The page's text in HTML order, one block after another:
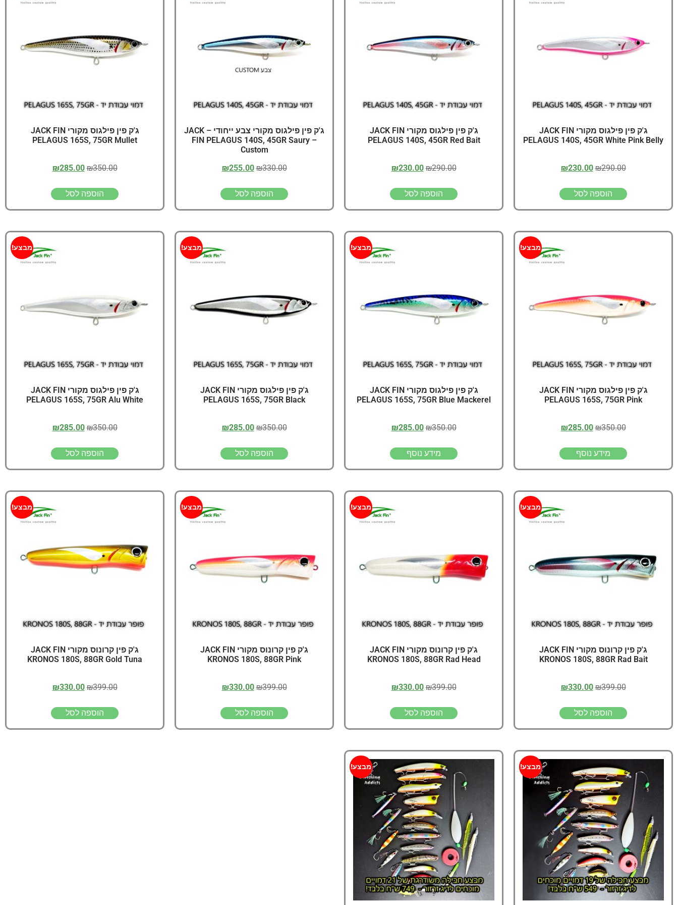
דיג – מאמרים בנושא דיג
סל קניות
תקנון אתר
ג'ק פין פילגוס מקורי JACK FIN
PELAGUS 140S, 45GR White Pink Belly
₪290.00
₪230.00
הוספה לסל
ג'ק פין פילגוס מקורי JACK FIN
PELAGUS 140S, 45GR Red Bait
₪290.00
₪230.00
הוספה לסל
ג'ק פין פילגוס מקורי צבע ייחודי – JACK
FIN PELAGUS 140S, 45GR Saury –
Custom
₪330.00
₪255.00
הוספה לסל
ג'ק פין פילגוס מקורי JACK FIN
PELAGUS 165S, 75GR Mullet
₪350.00
₪285.00
הוספה לסל
מבצע!
ג'ק פין פילגוס מקורי JACK FIN
PELAGUS 165S, 75GR Pink
₪350.00
₪285.00
מידע נוסף
מבצע!
ג'ק פין פילגוס מקורי JACK FIN
PELAGUS 165S, 75GR Blue Mackerel
₪350.00
₪285.00
מידע נוסף
מבצע!
ג'ק פין פילגוס מקורי JACK FIN
PELAGUS 165S, 75GR Black
₪350.00
₪285.00
הוספה לסל
מבצע!
ג'ק פין פילגוס מקורי JACK FIN
PELAGUS 165S, 75GR Alu White
₪350.00
₪285.00
הוספה לסל
מבצע!
ג'ק פין קרונוס מקורי JACK FIN
KRONOS 180S, 88GR Rad Bait
₪399.00
₪330.00
הוספה לסל
מבצע!
ג'ק פין קרונוס מקורי JACK FIN
KRONOS 180S, 88GR Rad Head
₪399.00
₪330.00
הוספה לסל
מבצע!
ג'ק פין קרונוס מקורי JACK FIN
KRONOS 180S, 88GR Pink
₪399.00
₪330.00
הוספה לסל
מבצע!
ג'ק פין קרונוס מקורי JACK FIN
KRONOS 180S, 88GR Gold Tuna
₪399.00
₪330.00
הוספה לסל
מבצע! מבצע!